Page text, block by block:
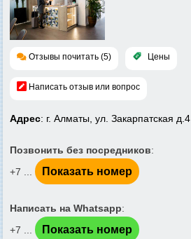
Отзывы почитать (5) Цены
Написать отзыв или вопрос
Адрес: г. Алматы, ул. Закарпатская д.4
Позвонить без посредников:
+7 ...
Показать номер
Написать на Whatsapp:
+7 ...
Показать номер